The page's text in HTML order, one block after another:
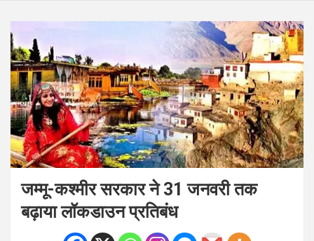
जम्मू-कश्मीर सरकार ने 31 जनवरी तक
बढ़ाया लॉकडाउन प्रतिबंध